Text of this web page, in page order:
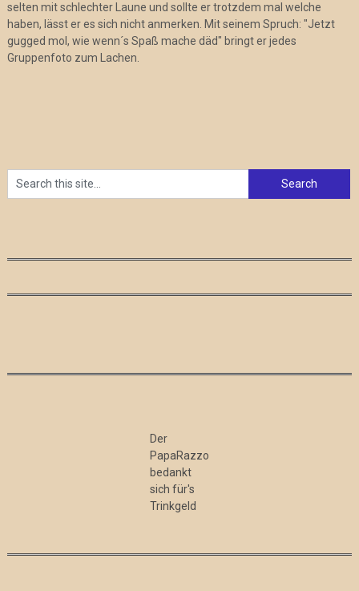
selten mit schlechter Laune und sollte er trotzdem mal welche
haben, lässt er es sich nicht anmerken. Mit seinem Spruch: "Jetzt
gugged mol, wie wenn´s Spaß mache däd" bringt er jedes
Gruppenfoto zum Lachen.
Der
PapaRazzo
bedankt
sich für's
Trinkgeld